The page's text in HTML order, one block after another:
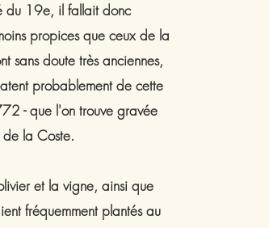
du 19e, il fallait donc
propices que ceux de la
sans doute très anciennes,
probablement de cette
- que l'on trouve gravée
de la Coste.
et la vigne, ainsi que
fréquemment plantés au